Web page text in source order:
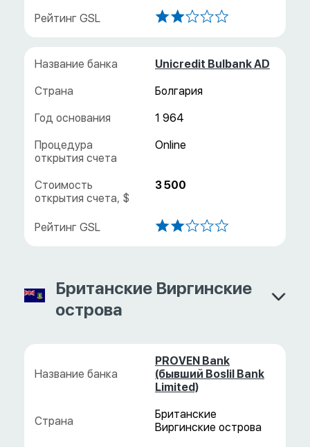
Unicredit Bulbank AD
Болгария
1 964
3 500
Британские Виргинские
острова
PROVEN Bank
(бывший Boslil Bank
Limited)
Британские
Виргинские острова